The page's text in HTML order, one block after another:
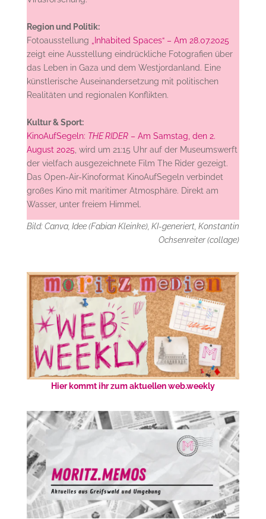
Region und Politik:
Fotoausstellung
„Inhabited Spaces“ – Am 28.07.2025
zeigt eine Ausstellung eindrückliche Fotografien über
das Leben in Gaza und dem Westjordanland. Eine
künstlerische Auseinandersetzung mit politischen
Realitäten und regionalen Konflikten.
Kultur & Sport:
KinoAufSegeln: THE RIDER– Am Samstag, den 2.
August 2025 , wird um 21:15 Uhr auf der Museumswerft
der vielfach ausgezeichnete Film The Rider gezeigt.
Das Open-Air-Kinoformat KinoAufSegeln verbindet
großes Kino mit maritimer Atmosphäre. Direkt am
Wasser, unter freiem Himmel.
Bild: Canva, Idee (Fabian Kleinke), KI-generiert, Konstantin
Ochsenreiter (collage)
Hier kommt ihr zum aktuellen web.weekly